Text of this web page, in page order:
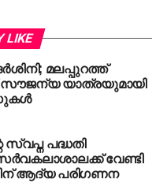
LIKE
മലപ്പുറത്ത്
സൗജന്യ യാത്രയുമായി
സ്വപ്ന പദ്ധതി
വേണ്ടി
ആദ്യ പരിഗണന